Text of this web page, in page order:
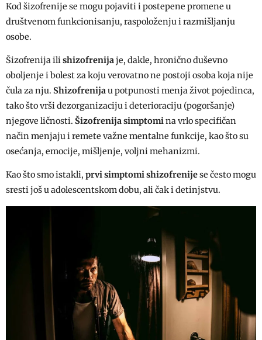
Kod šizofrenije se mogu pojaviti i postepene promene u
društvenom funkcionisanju, raspoloženju i razmišljanju
osobe.
Šizofrenija ilishizofrenijaje, dakle, hronično duševno
oboljenje i bolest za koju verovatno ne postoji osoba koja nije
čula za nju. Shizofrenijau potpunosti menja život pojedinca,
tako što vrši dezorganizaciju i deterioraciju (pogoršanje)
njegove ličnosti. Šizofrenija simptomina vrlo specifičan
način menjaju i remete važne mentalne funkcije, kao što su
osećanja, emocije, mišljenje, voljni mehanizmi.
Kao što smo istakli, prvi simptomi shizofrenijese često mogu
sresti još u adolescentskom dobu, ali čak i detinjstvu.